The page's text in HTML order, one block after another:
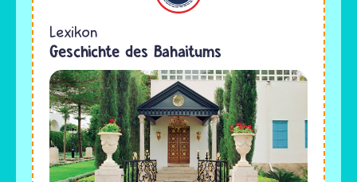
Lexikon
Geschichte des Bahaitums